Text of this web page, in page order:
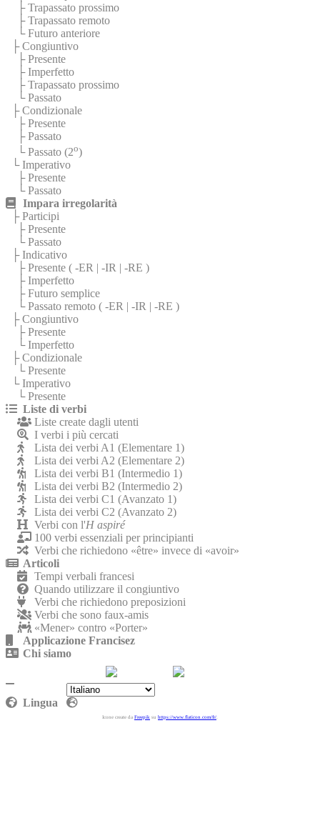
├ Trapassato prossimo
├ Trapassato remoto
└ Futuro anteriore
├ Congiuntivo
├ Presente
├ Imperfetto
├ Trapassato prossimo
└ Passato
├ Condizionale
├ Presente
├ Passato
└ Passato (2o)
└ Imperativo
├ Presente
└ Passato
Impara irregolarità
├ Participi
├ Presente
└ Passato
├ Indicativo
├ Presente ( -ER | -IR | -RE )
├ Imperfetto
├ Futuro semplice
└ Passato remoto ( -ER | -IR | -RE )
├ Congiuntivo
├ Presente
└ Imperfetto
├ Condizionale
└ Presente
└ Imperativo
└ Presente
Liste di verbi
Liste create dagli utenti
I verbi i più cercati
Lista dei verbi A1 (Elementare 1)
Lista dei verbi A2 (Elementare 2)
Lista dei verbi B1 (Intermedio 1)
Lista dei verbi B2 (Intermedio 2)
Lista dei verbi C1 (Avanzato 1)
Lista dei verbi C2 (Avanzato 2)
Verbi con l'H aspiré
100 verbi essenziali per principianti
Verbi che richiedono «être» invece di «avoir»
Articoli
Tempi verbali francesi
Quando utilizzare il congiuntivo
Verbi che richiedono preposizioni
Verbi che sono faux-amis
«Mener» contro «Porter»
Applicazione Francisez
Chi siamo
Politica sulla riservatezza
Lingua
Icone create da Freepik su https://www.flaticon.com/fr/.